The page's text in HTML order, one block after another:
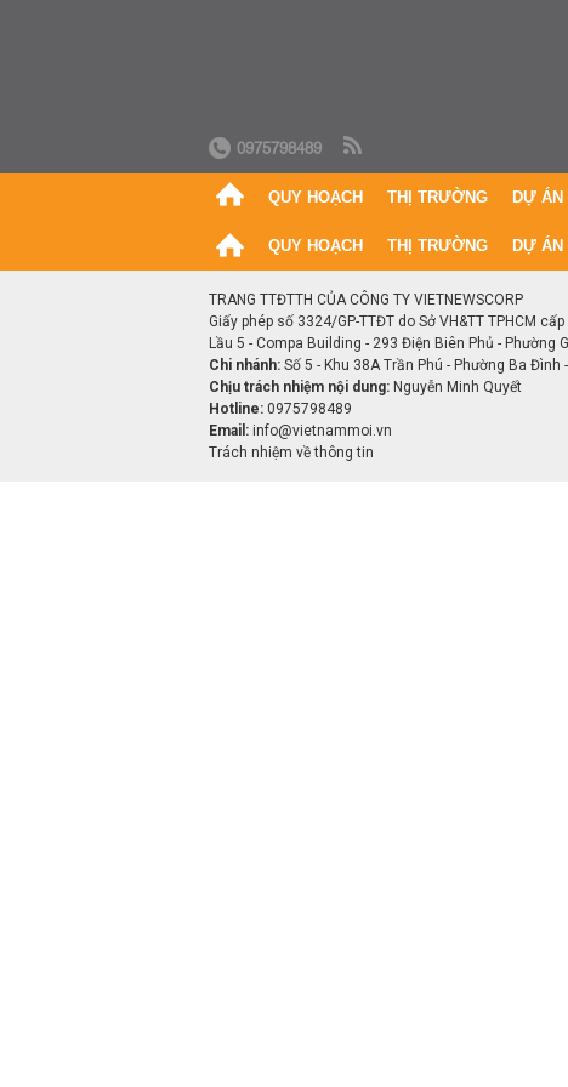
0975798489
QUY HOẠCH THỊ TRƯỜNG DỰ ÁN
QUY HOẠCH THỊ TRƯỜNG DỰ ÁN
TRANG TTĐTTH CỦA CÔNG TY VIETNEWSCORP
Giấy phép số 3324/GP-TTĐT do Sở VH&TT TPHCM
Lầu 5 - Compa Building - 293 Điện Biên Phủ - Phường
Chi nhánh: Số 5 - Khu 38A Trần Phú - Phường Ba Đình -
Chịu trách nhiệm nội dung: Nguyễn Minh Quyết
Hotline: 0975798489
Email: info@vietnammoi.vn
Trách nhiệm về thông tin